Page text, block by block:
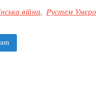
війна, Рустем